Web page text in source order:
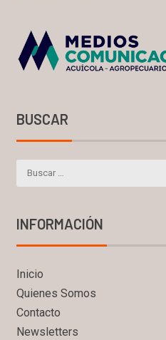
BUSCAR
INFORMACIÓN
Inicio
Quienes Somos
Contacto
Newsletters